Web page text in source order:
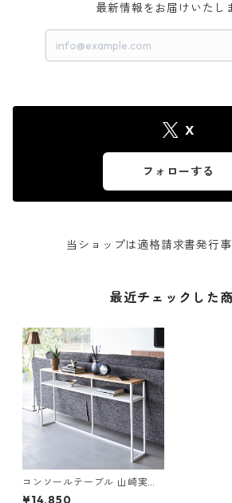
最新情報をお届けいたし
X
フォローする
当ショップは適格請求書発行事
最近チェックした
コンソールテーブル 山崎実業
tower タワー ソファー裏コン
¥14,850